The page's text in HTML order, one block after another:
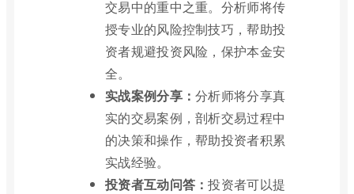
交易中的重中之重。分析师将传
授专业的风险控制技巧，帮助投
资者规避投资风险，保护本金安
全。
实战案例分享：分析师将分享真
实的交易案例，剖析交易过程中
的决策和操作，帮助投资者积累
实战经验。
投资者互动问答：投资者可以提